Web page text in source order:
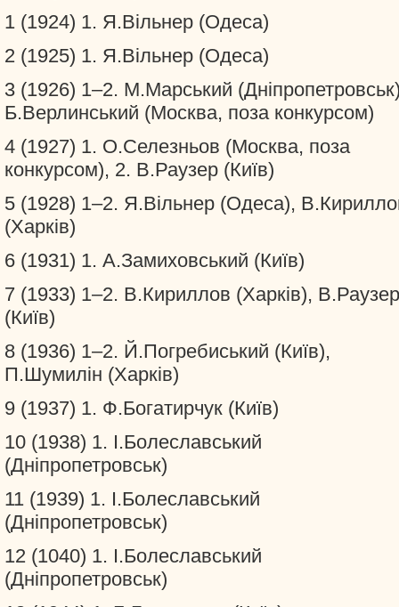
1 (1924) 1. Я.Вільнер (Одеса)
2 (1925) 1. Я.Вільнер (Одеса)
3 (1926) 1–2. М.Марський
Б.Верлинський (Москва, поза конкурсом)
4 (1927) 1. О.Селезньов (Москва, поза
конкурсом), 2. В.Раузер (Київ)
5 (1928) 1–2. Я.Вільнер (Одеса),
(Харків)
6 (1931) 1. А.Замиховський (Київ)
7 (1933) 1–2. В.Кириллов (Харків), В.Раузер
(Київ)
8 (1936) 1–2. Й.Погребиський (Київ),
П.Шумилін (Харків)
9 (1937) 1. Ф.Богатирчук (Київ)
10 (1938) 1. І.Болеславський
(Дніпропетровськ)
11 (1939) 1. І.Болеславський
(Дніпропетровськ)
12 (1040) 1. І.Болеславський
(Дніпропетровськ)